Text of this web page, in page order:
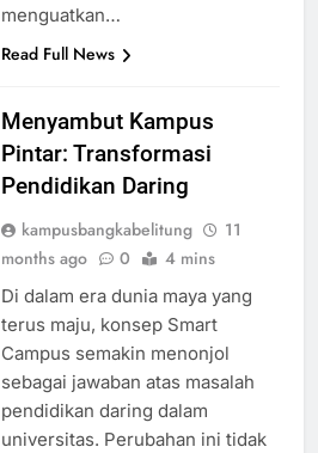
menguatkan…
Read Full News
Menyambut Kampus
Pintar: Transformasi
Pendidikan Daring
kampusbangkabelitung
11
months ago
0 4 mins
Di dalam era dunia maya yang
terus maju, konsep Smart
Campus semakin menonjol
sebagai jawaban atas masalah
pendidikan daring dalam
universitas. Perubahan ini tidak